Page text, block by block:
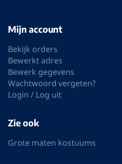
Mijn account
Bekijk orders
Bewerkt adres
Bewerk gegevens
Wachtwoord vergeten?
Login / Log uit
Zie ook
Grote maten kostuums